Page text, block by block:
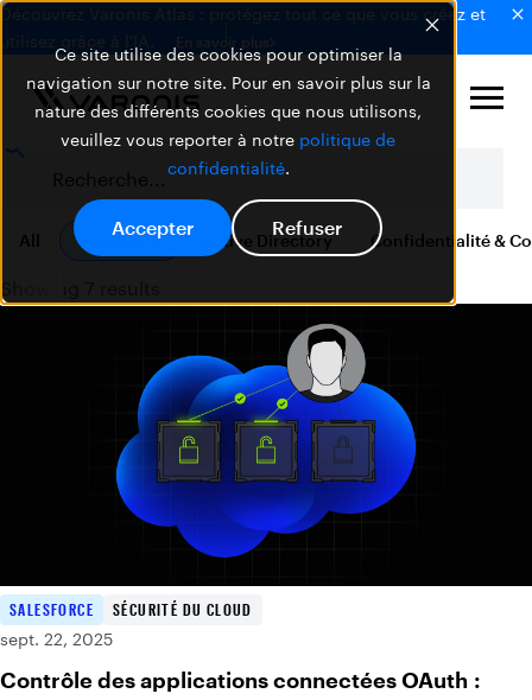
Ce site utilise des cookies pour optimiser la
navigation sur notre site. Pour en savoir plus sur la
nature des différents cookies que nous utilisons,
veuillez vous reporter à notre politique de
confidentialité.
Accepter Refuser
Découvrez Varonis Atlas : protégez tout ce que vous créez et
utilisez grâce à l'IA.
En savoir plus
All Salesforce Active Directory Confidentialité &
SALESFORCE
SÉCURITÉ DU CLOUD
sept. 22, 2025
Contrôle des applications connectées OAuth :